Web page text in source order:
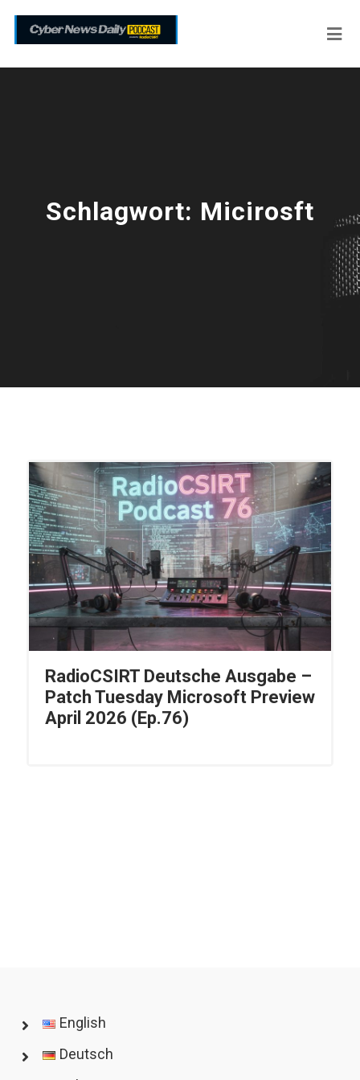
Schlagwort: Micirosft
RadioCSIRT Deutsche Ausgabe –
Patch Tuesday Microsoft Preview
April 2026 (Ep.76)
English
Deutsch